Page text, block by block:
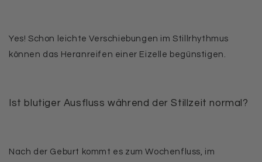
Yes! Schon leichte Verschiebungen im Stillrhythmus
können das Heranreifen einer Eizelle begünstigen.
Ist blutiger Ausfluss während der Stillzeit normal?
Nach der Geburt kommt es zum Wochenfluss, im